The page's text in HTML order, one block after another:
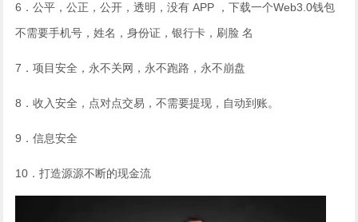
6．公平，公正，公开，透明，没有 APP ，下载一个Web3.0钱包
不需要手机号，姓名，身份证，银行卡，刷脸 名
7．项目安全，永不关网，永不跑路，永不崩盘
8．收入安全，点对点交易，不需要提现，自动到账。
9．信息安全
10．打造源源不断的现金流